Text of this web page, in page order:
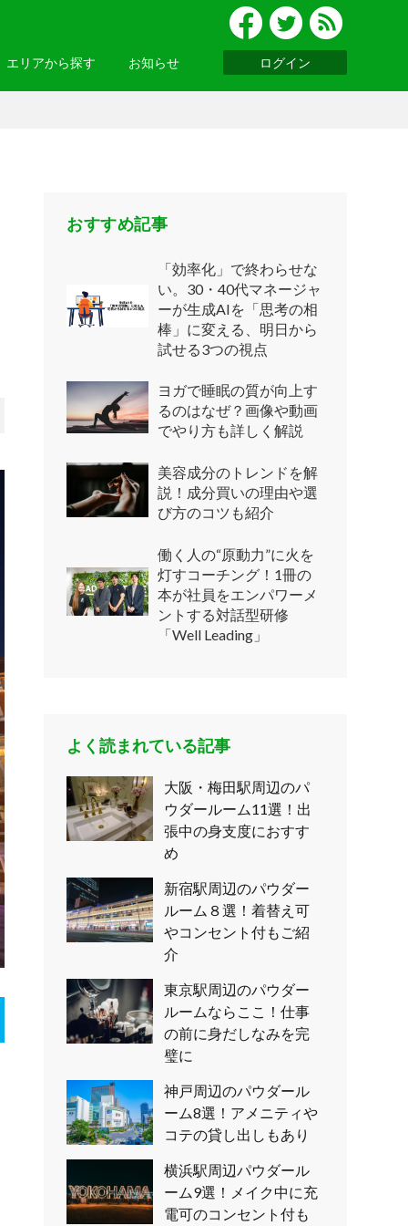
エリアから探す
・アジア
・南アメリカ
お知らせ ログイン
おすすめ記事
「効率化」で終わらせな
い。30・40代マネージャ
ーが生成AIを「思考の相
棒」に変える、明日から
試せる3つの視点
ヨガで睡眠の質が向上す
るのはなぜ？画像や動画
でやり方も詳しく解説
美容成分のトレンドを解
説！成分買いの理由や選
び方のコツも紹介
働く人の“原動力”に火を
灯すコーチング！1冊の
本が社員をエンパワーメ
ントする対話型研修
「Well Leading」
よく読まれている記事
大阪・梅田駅周辺のパ
ウダールーム11選！出
張中の身支度におすす
め
新宿駅周辺のパウダー
ルーム８選！着替え可
やコンセント付もご紹
介
東京駅周辺のパウダー
ルームならここ！仕事
の前に身だしなみを完
璧に
神戸周辺のパウダール
ーム8選！アメニティや
コテの貸し出しもあり
横浜駅周辺パウダール
ーム9選！メイク中に充
電可のコンセント付も